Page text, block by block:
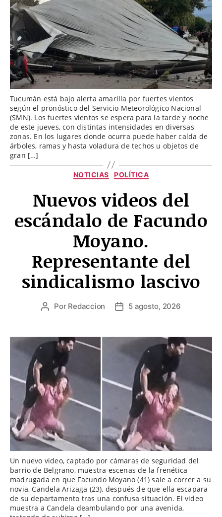
Tucumán está bajo alerta amarilla por fuertes vientos
según el pronóstico del Servicio Meteorológico Nacional
(SMN). Los fuertes vientos se espera para la tarde y noche
de este jueves, con distintas intensidades en diversas
zonas. En los lugares donde ocurra puede haber caída de
árboles, ramas y hasta voladura de techos u objetos de
gran […]
Categorías
NOTICIAS POLÍTICA
Nuevos videos del
escándalo de Facundo
Moyano.
Representante del
sindicalismo lascivo
Autor
entrada
Por Redaccion
Fecha
entrada
5 agosto, 2026
Un nuevo video, captado por cámaras de seguridad del
barrio de Belgrano, muestra escenas de la frenética
madrugada en que Facundo Moyano (41) sale a correr a su
novia, Candela Arizaga (23), después de que ella escapara
de su departamento tras una confusa situación. El video
muestra a Candela deambulando por una avenida,